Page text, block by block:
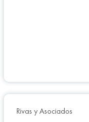
Rivas y Asociados